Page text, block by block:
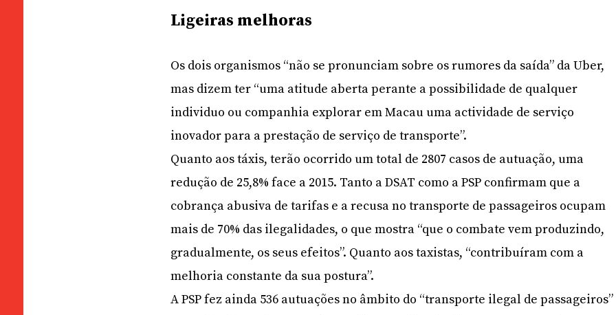
Ligeiras melhoras
Os dois organismos “não se pronunciam sobre os rumores da saída” da Uber,
mas dizem ter “uma atitude aberta perante a possibilidade de qualquer
individuo ou companhia explorar em Macau uma actividade de serviço
inovador para a prestação de serviço de transporte”.
Quanto aos táxis, terão ocorrido um total de 2807 casos de autuação, uma
redução de 25,8% face a 2015. Tanto a DSAT como a PSP confirmam que a
cobrança abusiva de tarifas e a recusa no transporte de passageiros ocupam
mais de 70% das ilegalidades, o que mostra “que o combate vem produzindo,
gradualmente, os seus efeitos”. Quanto aos taxistas, “contribuíram com a
melhoria constante da sua postura”.
A PSP fez ainda 536 autuações no âmbito do “transporte ilegal de passageiros”